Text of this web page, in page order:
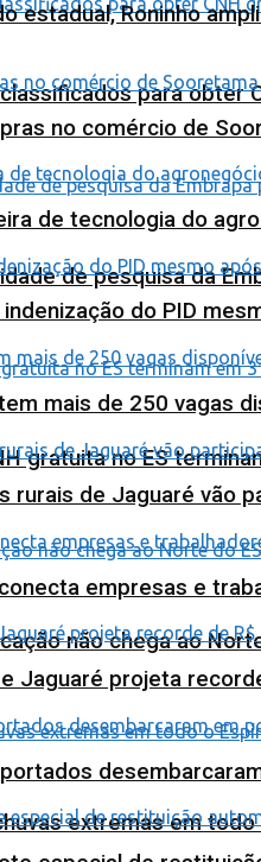
para obter
de pesquisa da
gratuita no ES
não chega ao
extremas em
estadual, Roninho
no comércio de
de tecnologia do
do PID
mais de 250 vagas
rurais de Jaguaré vão
empresas e
Jaguaré projeta